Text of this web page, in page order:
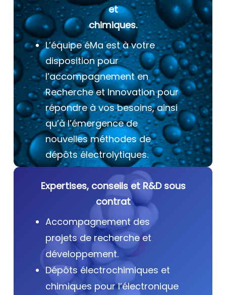
et
chimiques.
L’équipe éMa est à votre
disposition pour
l’accompagnement en
Recherche et Innovation pour
répondre à vos besoins, ainsi
qu’à l’émergence de
nouvelles méthodes de
dépôts électrolytiques.
Expertises, conseils et R&D sous
contrat
Accompagnement des
projets de recherche et
développement.
Dépôts électrochimiques et
chimiques pour l’électronique